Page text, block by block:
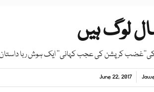
لوگ ہیں
کی’’غضب کرپشن کی عجب کہانی‘‘ ایک ہوش ربا
June 22, 2017